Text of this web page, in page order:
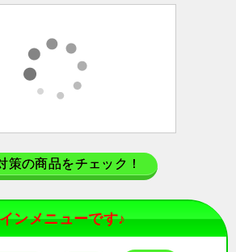
策の商品をチェック！
ンメニューです♪